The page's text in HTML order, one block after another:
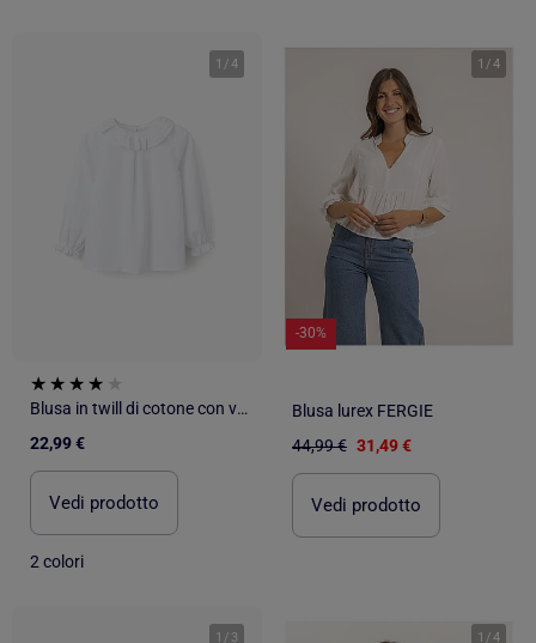
1 /4
Blusa in twill di cotone con volant
22,99 €
Vedi prodotto
2 colori
1 /4
-30%
Blusa lurex FERGIE
44,99 € 31,49 €
Vedi prodotto
1 / 3 1 /4